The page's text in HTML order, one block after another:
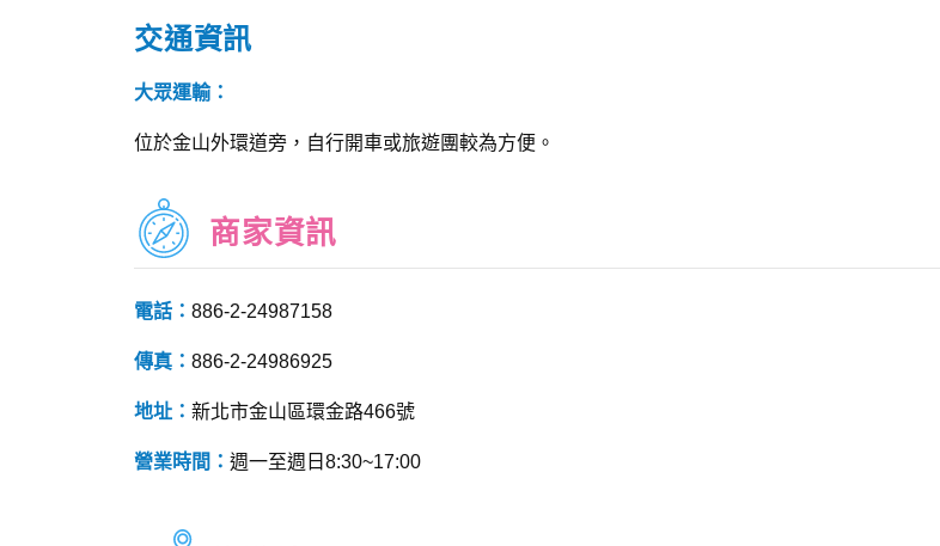
交通資訊
大眾運輸：
位於金山外環道旁，自行開車或旅遊團較為方便。
商家資訊
電話： 886-2-24987158
傳真： 886-2-24986925
地址： 新北市金山區環金路466號
營業時間： 週一至週日8:30~17:00